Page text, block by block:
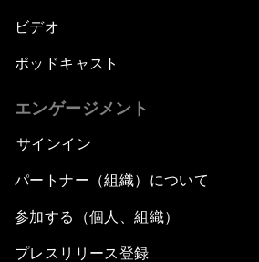
ビデオ
ポッドキャスト
エンゲージメント
サインイン
パートナー（組織）について
参加する（個人、組織）
プレスリリース登録